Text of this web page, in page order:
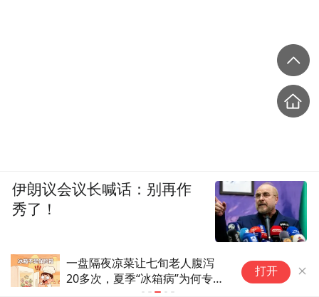
一盘隔夜凉菜让七旬老人腹泻
20多次，夏季“冰箱病”为何专盯
打开
伊朗议会议长喊话：别再作
秀了！